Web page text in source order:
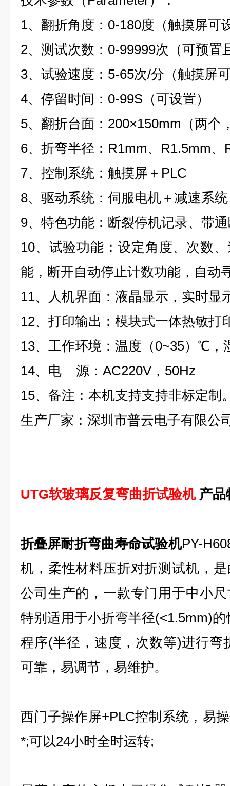
1、翻折角度： 0-180度（触摸屏可
2、测试次数： 0-99999次（可预置
3、试验速度： 5-65次/分（触摸屏
4、停留时间： 0-99S （可设置）
5、翻折台面： 200×150mm （两
6、折弯半径： R1mm、 R1.5mm、
7、控制系统：触摸屏＋ PLC
8、驱动系统：伺服电机＋减速系统
9、特色功能：断裂停机记录、带
10、试验功能：设定角度、次数
能，断开自动停止计数功能，自动
11、人机界面：液晶显示，实时显
12、打印输出：模块式一体热敏打
13、工作环境：温度（0~35）℃，
14、电 源： AC220V ， 50Hz
15、备注：本机支持支持非标定制
生产厂家：深圳市普云电子有限公
UTG软玻璃反复弯曲折试验机 产品
折叠屏耐折弯曲寿命试验机PY-
机，柔性材料压折对折测试机，
公司生产的，一款专门用于中小
特别适用于小折弯半径(<1.5mm)
程序(半径，速度，次数等)进行弯
可靠，易调节，易维护。
西门子操作屏+PLC控制系统，易
*;可以24小时全时运转;